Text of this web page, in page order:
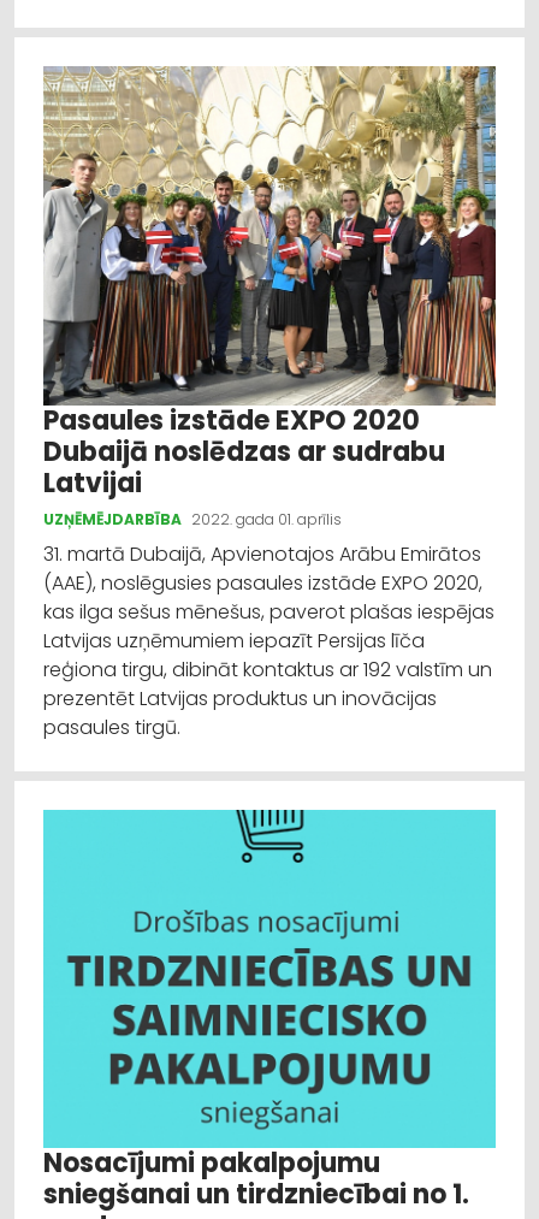
Pasaules izstāde EXPO 2020
Dubaijā noslēdzas ar sudrabu
Latvijai
UZŅĒMĒJDARBĪBA 2022. gada 01. aprīlis
31. martā Dubaijā, Apvienotajos Arābu Emirātos
(AAE), noslēgusies pasaules izstāde EXPO 2020,
kas ilga sešus mēnešus, paverot plašas iespējas
Latvijas uzņēmumiem iepazīt Persijas līča
reģiona tirgu, dibināt kontaktus ar 192 valstīm un
prezentēt Latvijas produktus un inovācijas
pasaules tirgū.
Nosacījumi pakalpojumu
sniegšanai un tirdzniecībai no 1.